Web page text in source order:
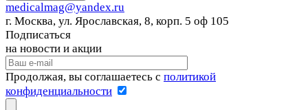
medicalmag@yandex.ru
г. Москва, ул. Ярославская, 8, корп. 5 оф 105
Подписаться
на новости и акции
Продолжая, вы соглашаетесь с политикой
конфиденциальности